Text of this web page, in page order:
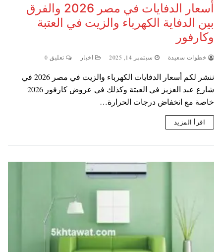
أسعار الدفايات في مصر 2026 والفرق
بين الدفاية الكهرباء والزيت في العتبة
وكارفور
خطوات سعيدة سبتمبر 14, 2025 اخبار تعليق 0
ننشر لكم أسعار الدفايات الكهرباء والزيت في مصر 2026 في
شارع عبد العزيز في العبتة وكذلك في عروض كارفور 2026
خاصة مع انخفاض درجات الحرارة…
اقرأ المزيد